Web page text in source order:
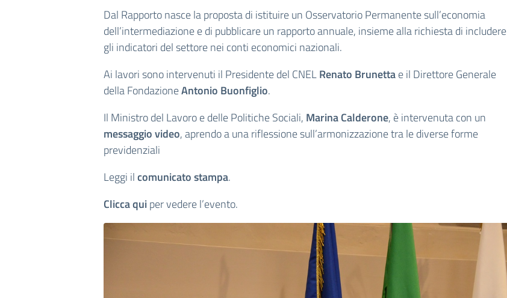
Dal Rapporto nasce la proposta di istituire un Osservatorio Permanente sull’economia
dell’intermediazione e di pubblicare un rapporto annuale, insieme alla richiesta di includere
gli indicatori del settore nei conti economici nazionali.
Ai lavori sono intervenuti il Presidente del CNELRenato Brunettae il Direttore Generale
della FondazioneAntonio Buonfiglio.
Il Ministro del Lavoro e delle Politiche Sociali, Marina Calderone, è intervenuta con un
messaggiovideo, aprendo a una riflessione sull’armonizzazione tra le diverse forme
previdenziali
Leggi ilcomunicato stampa.
Clicca quiper vedere l’evento.